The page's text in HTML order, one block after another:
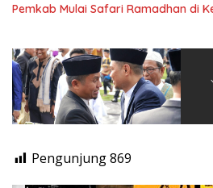
Pemkab Mulai Safari Ramadhan di
Pengunjung869